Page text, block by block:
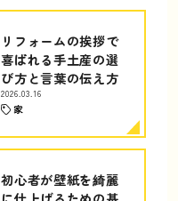
リフォームの挨拶で
喜ばれる手土産の選
び方と言葉の伝え方
2026.03.16
家
初心者が壁紙を綺麗